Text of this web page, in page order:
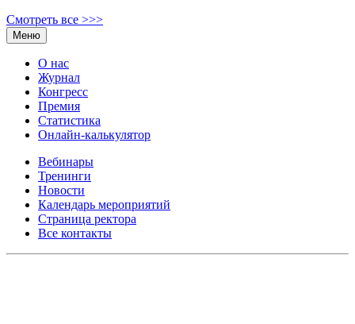
Смотреть все >>>
Меню
О нас
Журнал
Конгресс
Премия
Статистика
Онлайн-калькулятор
Вебинары
Тренинги
Новости
Календарь мероприятий
Страница ректора
Все контакты